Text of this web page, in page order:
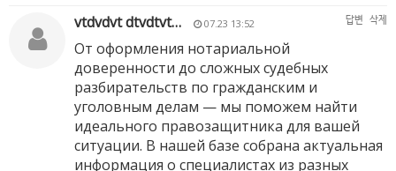
vtdvdvt dtvdtvt…
07.23 13:52 답변 삭제
От оформления нотариальной
доверенности до сложных судебных
разбирательств по гражданским и
уголовным делам — мы поможем найти
идеального правозащитника для вашей
ситуации. В нашей базе собрана актуальная
информация о специалистах из разных